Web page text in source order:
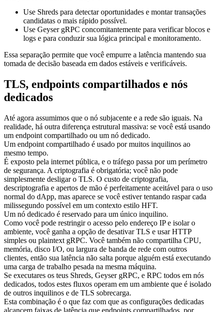
Use Shreds para detectar oportunidades e montar transações
candidatas o mais rápido possível.
Use Geyser gRPC concomitantemente para verificar blocos e
logs e para conduzir sua lógica principal e monitoramento.
Essa separação permite que você empurre a latência mantendo sua
tomada de decisão baseada em dados estáveis e verificáveis.
TLS, endpoints compartilhados e nós
dedicados
Até agora assumimos que o nó subjacente e a rede são iguais. Na
realidade, há outra diferença estrutural massiva: se você está usando
um endpoint compartilhado ou um nó dedicado.
Um endpoint compartilhado é usado por muitos inquilinos ao
mesmo tempo.
É exposto pela internet pública, e o tráfego passa por um perímetro
de segurança. A criptografia é obrigatória; você não pode
simplesmente desligar o TLS. O custo de criptografia,
descriptografia e apertos de mão é perfeitamente aceitável para o uso
normal do dApp, mas aparece se você estiver tentando raspar cada
milissegundo possível em um contexto estilo HFT.
Um nó dedicado é reservado para um único inquilino.
Como você pode restringir o acesso pelo endereço IP e isolar o
ambiente, você ganha a opção de desativar TLS e usar HTTP
simples ou plaintext gRPC. Você também não compartilha CPU,
memória, disco I/O, ou largura de banda de rede com outros
clientes, então sua latência não salta porque alguém está executando
uma carga de trabalho pesada na mesma máquina.
Se executares os teus Shreds, Geyser gRPC, e RPC todos em nós
dedicados, todos estes fluxos operam em um ambiente que é isolado
de outros inquilinos e de TLS sobrecarga.
Esta combinação é o que faz com que as configurações dedicadas
alcancem faixas de latência que endpoints compartilhados, por